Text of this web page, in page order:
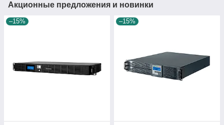
Акционные предложения и новинки
–15% –15%